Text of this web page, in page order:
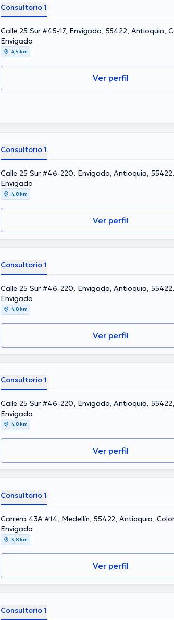
Consultorio 1
Calle 25 Sur #45-17, Envigado, 55422, Antioquia,
Envigado
4,5 km
Ver perfil
Consultorio 1
Calle 25 Sur #46-220, Envigado, Antioquia,
Envigado
4,8 km
Ver perfil
Consultorio 1
Calle 25 Sur #46-220, Envigado, Antioquia,
Envigado
4,8 km
Ver perfil
Consultorio 1
Calle 25 Sur #46-220, Envigado, Antioquia,
Envigado
4,8 km
Ver perfil
Consultorio 1
Carrera 43A #14, Medellín, 55422, Antioquia,
Envigado
3,8 km
Ver perfil
Consultorio 1